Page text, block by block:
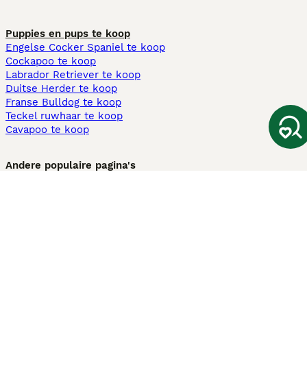
Puppies en pups te koop
Engelse Cocker Spaniel te koop
Cockapoo te koop
Labrador Retriever te koop
Duitse Herder te koop
Franse Bulldog te koop
Teckel ruwhaar te koop
Cavapoo te koop
Andere populaire pagina's